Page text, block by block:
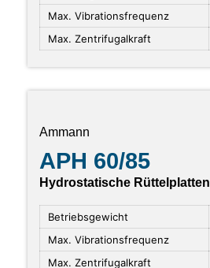
Max. Vibrationsfrequenz
Max. Zentrifugalkraft
Ammann
APH 60/85
Hydrostatische Rüttelplatten
Betriebsgewicht
Max. Vibrationsfrequenz
Max. Zentrifugalkraft